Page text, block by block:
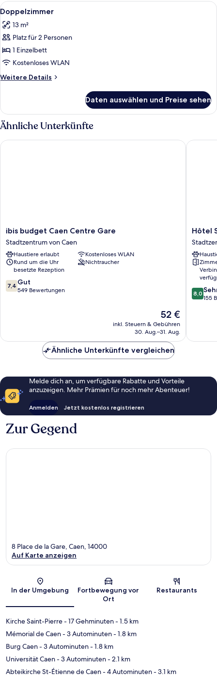
Alle
Fotos
für
Doppelzimmer
anzeigen
Ein ordentlich bezogenes Bett mit
5
Doppelzimmer
13 m²
Platz für 2 Personen
1 Einzelbett
Kostenloses WLAN
Weitere Details
Weitere
Daten auswählen und Preise sehen
Ähnliche Unterkünfte
ibis
budget
Caen
Centre
Gare
Stadtzentrum
von
Caen
ibis budget Caen Centre Gare
Stadtzentrum von Caen
Haustiere erlaubt
Kostenloses WLAN
Rund um die Uhr
besetzte Rezeption
Nichtraucher
7.4
von
7,4 Gut
549 Bewertungen
Der
Preis
beträgt
52 €
inkl. Steuern & Gebühren
30. Aug.–31. Aug.
ibis budget Caen Centre Gare
Hôtel
Saint
Etienne
von
Caen
Hôtel
8.0
von
8,0
155
Hôtel
Ähnliche Unterkünfte vergleichen
Melde dich an, um verfügbare Rabatte und Vorteile
anzuzeigen. Mehr Prämien für noch mehr Abenteuer!
Anmelden Jetzt kostenlos registrieren
Zur Gegend
Karte
8 Place de la Gare, Caen, 14000
Auf Karte anzeigen
In der Umgebung
Fortbewegung vor
Ort
Restaurants
Kirche Saint-Pierre- 17 Gehminuten- 1.5 km
Mémorial de Caen- 3 Autominuten- 1.8 km
Burg Caen- 3 Autominuten- 1.8 km
Universität Caen- 3 Autominuten- 2.1 km
Abteikirche St-Étienne de Caen- 4 Autominuten- 3.1 km